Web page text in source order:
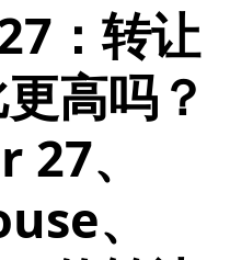
：转让
高吗？
、
、